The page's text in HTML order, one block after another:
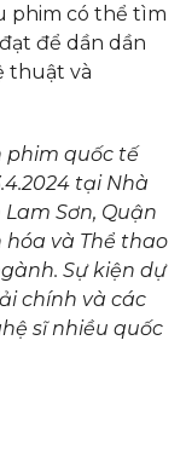
phim có thể tìm
để dần dần
thuật và
phim quốc tế
tại Nhà
Sơn, Quận
hóa và Thể thao
Sự kiện dự
chính và các
sĩ nhiều quốc